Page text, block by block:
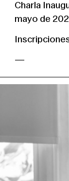
Charla
mayo de
—